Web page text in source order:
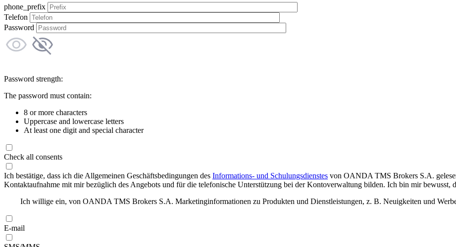
phone_prefix
Telefon
Password
Password strength:
The password must contain:
8 or more characters
Uppercase and lowercase letters
At least one digit and special character
Check all consents
Ich bestätige, dass ich die Allgemeinen Geschäftsbedingungen des Informations- und Schulungsdienstes von OANDA TMS Brokers S.A.
Kontaktaufnahme mit mir bezüglich des Angebots und für die telefonische Unterstützung bei der Kontoverwaltung bilden. Ich bin mir bewusst,
Ich willige ein, von OANDA TMS Brokers S.A. Marketinginformationen zu Produkten und Dienstleistungen, z. B. Neuigkeiten und
E-mail